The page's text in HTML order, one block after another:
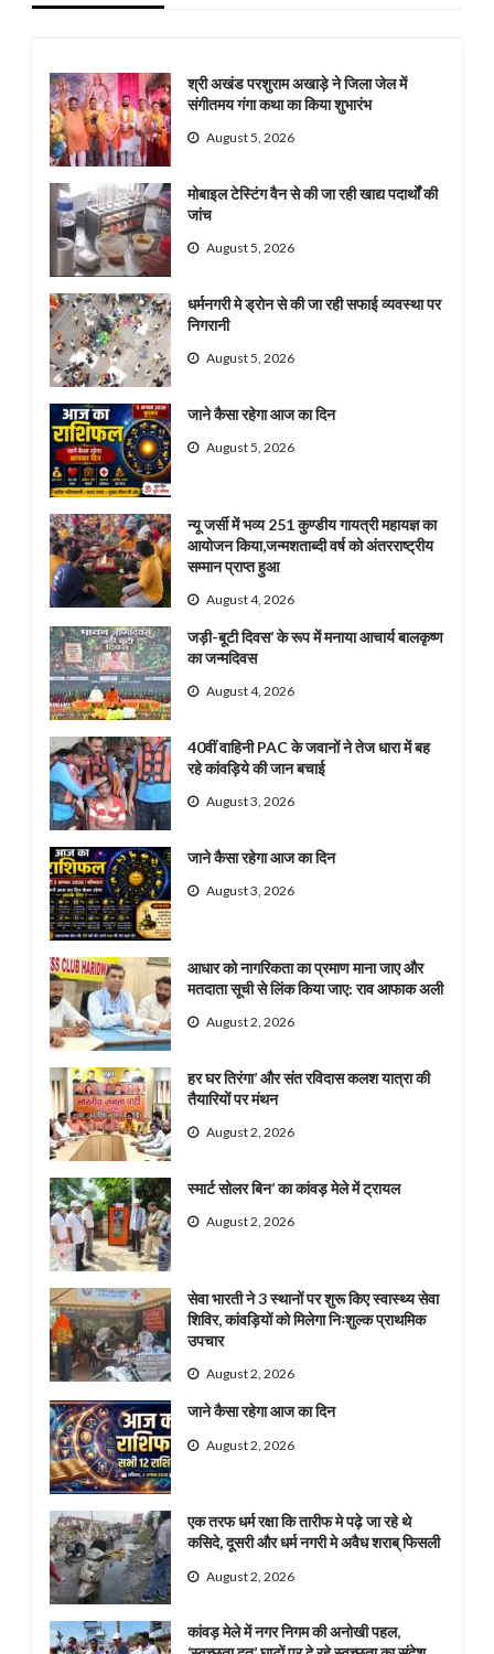
श्री अखंड परशुराम अखाड़े ने जिला जेल में
संगीतमय गंगा कथा का किया शुभारंभ
August 5, 2026
मोबाइल टेस्टिंग वैन से की जा रही खाद्य पदार्थों की
जांच
August 5, 2026
धर्मनगरी मे ड्रोन से की जा रही सफाई व्यवस्था पर
निगरानी
August 5, 2026
जाने कैसा रहेगा आज का दिन
August 5, 2026
न्यू जर्सी में भव्य 251 कुण्डीय गायत्री महायज्ञ का
आयोजन किया,जन्मशताब्दी वर्ष को अंतरराष्ट्रीय
सम्मान प्राप्त हुआ
August 4, 2026
जड़ी-बूटी दिवस’ के रूप में मनाया आचार्य बालकृष्ण
का जन्मदिवस
August 4, 2026
40वीं वाहिनी PAC के जवानों ने तेज धारा में बह
रहे कांवड़िये की जान बचाई
August 3, 2026
जाने कैसा रहेगा आज का दिन
August 3, 2026
आधार को नागरिकता का प्रमाण माना जाए और
मतदाता सूची से लिंक किया जाए: राव आफाक अली
August 2, 2026
हर घर तिरंगा’ और संत रविदास कलश यात्रा की
तैयारियों पर मंथन
August 2, 2026
स्मार्ट सोलर बिन’ का कांवड़ मेले में ट्रायल
August 2, 2026
सेवा भारती ने 3 स्थानों पर शुरू किए स्वास्थ्य सेवा
शिविर, कांवड़ियों को मिलेगा निःशुल्क प्राथमिक
उपचार
August 2, 2026
जाने कैसा रहेगा आज का दिन
August 2, 2026
एक तरफ धर्म रक्षा कि तारीफ मे पढ़े जा रहे थे
कसिदे, दूसरी और धर्म नगरी मे अवैध शराब् फिसली
August 2, 2026
कांवड़ मेले में नगर निगम की अनोखी पहल,